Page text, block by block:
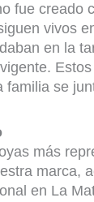
fue creado
vivos
en la
familia se
más
marca,
en La